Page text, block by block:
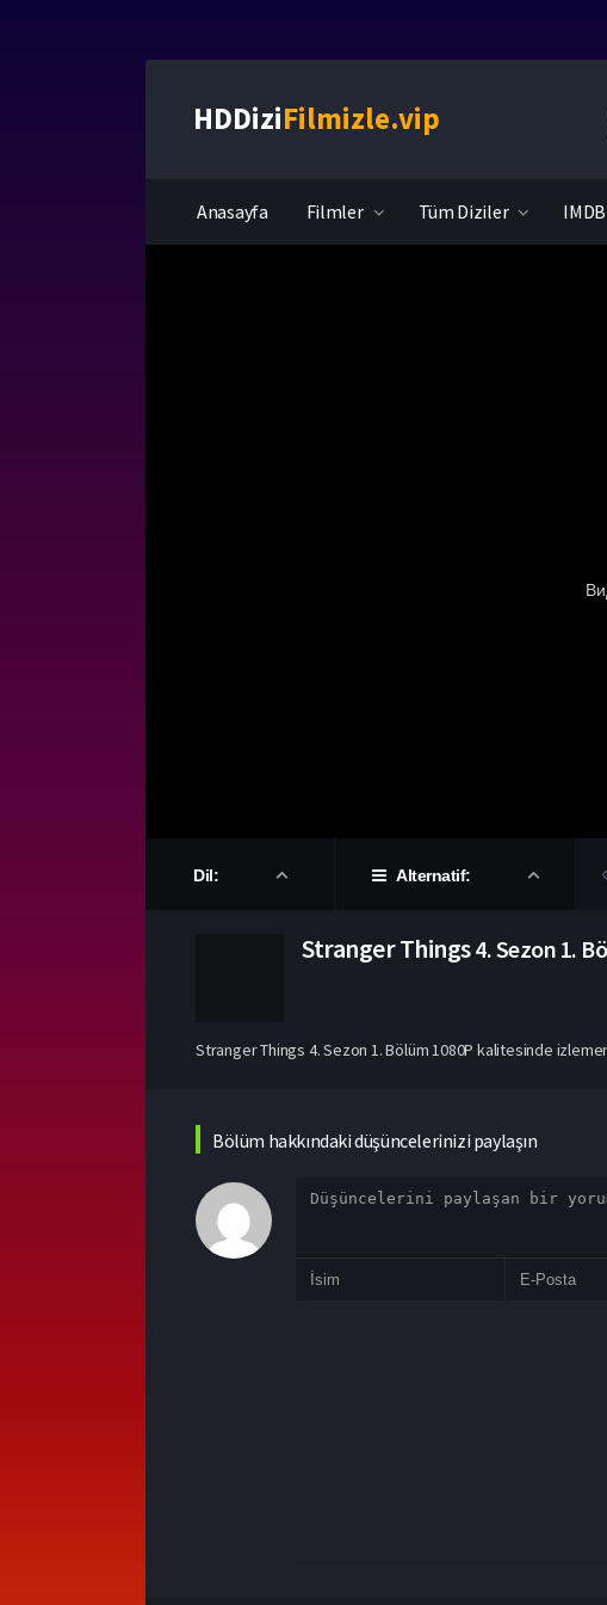
HDDiziFilmizle.vip
Anasayfa Filmler Tüm Diziler
Dil: Alternatif:
Stranger Things4. Sezon 1.
Stranger Things 4. Sezon 1. Bölüm 1080P kalitesinde
Bölüm hakkındaki düşüncelerinizi paylaşın